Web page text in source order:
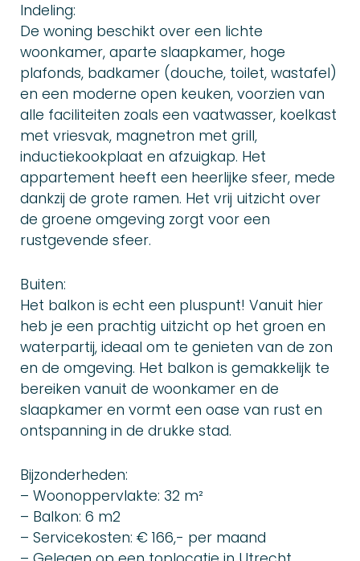
Indeling:
De woning beschikt over een lichte
woonkamer, aparte slaapkamer, hoge
plafonds, badkamer (douche, toilet, wastafel)
en een moderne open keuken, voorzien van
alle faciliteiten zoals een vaatwasser, koelkast
met vriesvak, magnetron met grill,
inductiekookplaat en afzuigkap. Het
appartement heeft een heerlijke sfeer, mede
dankzij de grote ramen. Het vrij uitzicht over
de groene omgeving zorgt voor een
rustgevende sfeer.
Buiten:
Het balkon is echt een pluspunt! Vanuit hier
heb je een prachtig uitzicht op het groen en
waterpartij, ideaal om te genieten van de zon
en de omgeving. Het balkon is gemakkelijk te
bereiken vanuit de woonkamer en de
slaapkamer en vormt een oase van rust en
ontspanning in de drukke stad.
Bijzonderheden:
– Woonoppervlakte: 32 m²
– Balkon: 6 m2
– Servicekosten: € 166,- per maand